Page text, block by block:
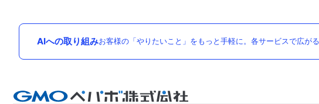
AIへの取り組みお客様の「やりたいこと」をもっと手軽に。各サービスで広が